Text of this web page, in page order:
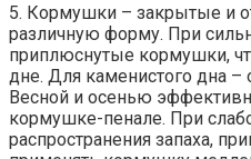
5. Кормушки – закрытые и
различную форму. При
приплюснутые кормушки,
дне. Для каменистого дна –
Весной и осенью
кормушке-пенале. При
распространения запаха,